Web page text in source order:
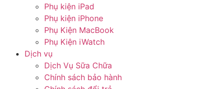
Phụ kiện iPad
Phụ kiện iPhone
Phụ Kiện MacBook
Phụ Kiện iWatch
Dịch vụ
Dịch Vụ Sữa Chữa
Chính sách bảo hành